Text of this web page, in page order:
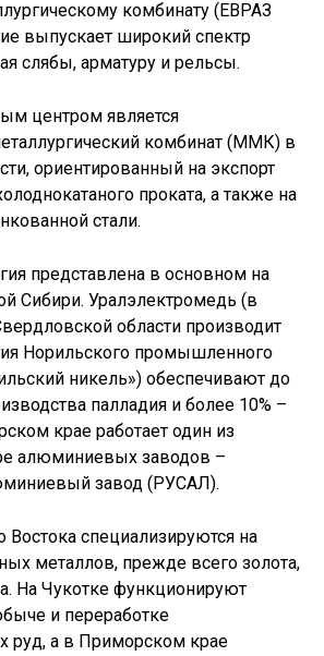
комбинату (ЕВРАЗ
выпускает широкий спектр
слябы, арматуру и рельсы.
центром является
комбинат (ММК) в
ориентированный на экспорт
проката, а также на
стали.
представлена в основном на
Сибири. Уралэлектромедь (в
области производит
Норильского промышленного
никель») обеспечивают до
палладия и более 10% –
крае работает один из
алюминиевых заводов –
завод (РУСАЛ).
специализируются на
металлов, прежде всего золота,
На Чукотке функционируют
и переработке
руд, а в Приморском крае